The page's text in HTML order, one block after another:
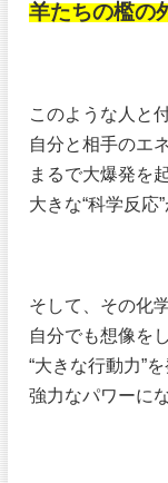
羊たちの檻の
このような人と
自分と相手のエ
まるで大爆発を
大きな“科学反応
そして、その化
自分でも想像を
“大きな行動力”を
強力なパワーに